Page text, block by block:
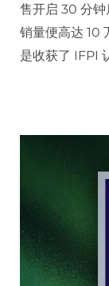
售开启 30 分
销量便高达 10
是收获了 IFPI